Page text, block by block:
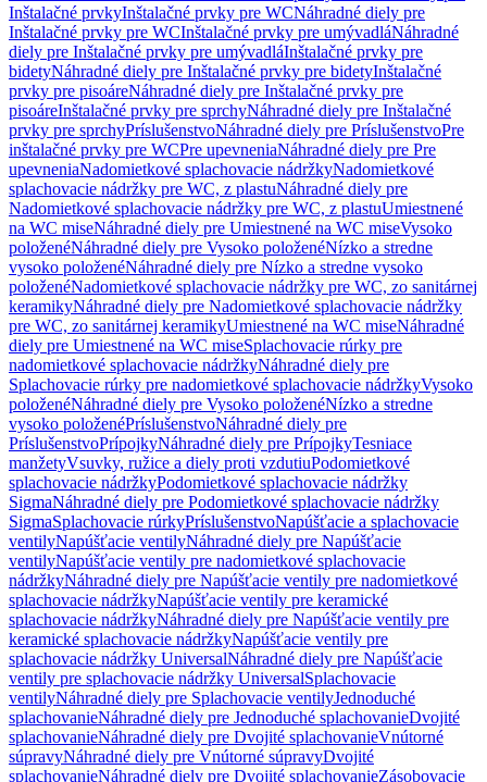
Inštalačné prvkyInštalačné prvky pre WCNáhradné diely pre
Inštalačné prvky pre WCInštalačné prvky pre umývadláNáhradné
diely pre Inštalačné prvky pre umývadláInštalačné prvky pre
bidetyNáhradné diely pre Inštalačné prvky pre bidetyInštalačné
prvky pre pisoáreNáhradné diely pre Inštalačné prvky pre
pisoáreInštalačné prvky pre sprchyNáhradné diely pre Inštalačné
prvky pre sprchyPríslušenstvoNáhradné diely pre PríslušenstvoPre
inštalačné prvky pre WCPre upevneniaNáhradné diely pre Pre
upevneniaNadomietkové splachovacie nádržkyNadomietkové
splachovacie nádržky pre WC, z plastuNáhradné diely pre
Nadomietkové splachovacie nádržky pre WC, z plastuUmiestnené
na WC miseNáhradné diely pre Umiestnené na WC miseVysoko
položenéNáhradné diely pre Vysoko položenéNízko a stredne
vysoko položenéNáhradné diely pre Nízko a stredne vysoko
položenéNadomietkové splachovacie nádržky pre WC, zo sanitárnej
keramikyNáhradné diely pre Nadomietkové splachovacie nádržky
pre WC, zo sanitárnej keramikyUmiestnené na WC miseNáhradné
diely pre Umiestnené na WC miseSplachovacie rúrky pre
nadomietkové splachovacie nádržkyNáhradné diely pre
Splachovacie rúrky pre nadomietkové splachovacie nádržkyVysoko
položenéNáhradné diely pre Vysoko položenéNízko a stredne
vysoko položenéPríslušenstvoNáhradné diely pre
PríslušenstvoPrípojkyNáhradné diely pre PrípojkyTesniace
manžetyVsuvky, ružice a diely proti vzdutiuPodomietkové
splachovacie nádržkyPodomietkové splachovacie nádržky
SigmaNáhradné diely pre Podomietkové splachovacie nádržky
SigmaSplachovacie rúrkyPríslušenstvoNapúšťacie a splachovacie
ventilyNapúšťacie ventilyNáhradné diely pre Napúšťacie
ventilyNapúšťacie ventily pre nadomietkové splachovacie
nádržkyNáhradné diely pre Napúšťacie ventily pre nadomietkové
splachovacie nádržkyNapúšťacie ventily pre keramické
splachovacie nádržkyNáhradné diely pre Napúšťacie ventily pre
keramické splachovacie nádržkyNapúšťacie ventily pre
splachovacie nádržky UniversalNáhradné diely pre Napúšťacie
ventily pre splachovacie nádržky UniversalSplachovacie
ventilyNáhradné diely pre Splachovacie ventilyJednoduché
splachovanieNáhradné diely pre Jednoduché splachovanieDvojité
splachovanieNáhradné diely pre Dvojité splachovanieVnútorné
súpravyNáhradné diely pre Vnútorné súpravyDvojité
splachovanieNáhradné diely pre Dvojité splachovanieZásobovacie